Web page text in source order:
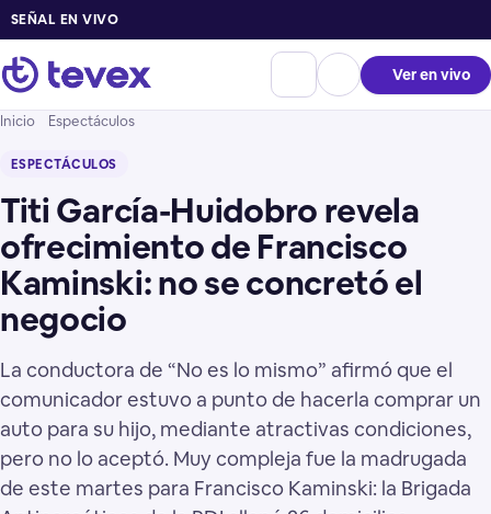
SEÑAL EN VIVO
Ver en vivo
Inicio Espectáculos
ESPECTÁCULOS
Titi García-Huidobro revela
ofrecimiento de Francisco
Kaminski: no se concretó el
negocio
La conductora de “No es lo mismo” afirmó que el
comunicador estuvo a punto de hacerla comprar un
auto para su hijo, mediante atractivas condiciones,
pero no lo aceptó. Muy compleja fue la madrugada
de este martes para Francisco Kaminski: la Brigada